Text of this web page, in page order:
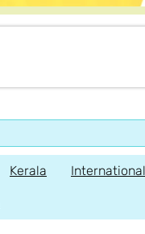
Kerala International